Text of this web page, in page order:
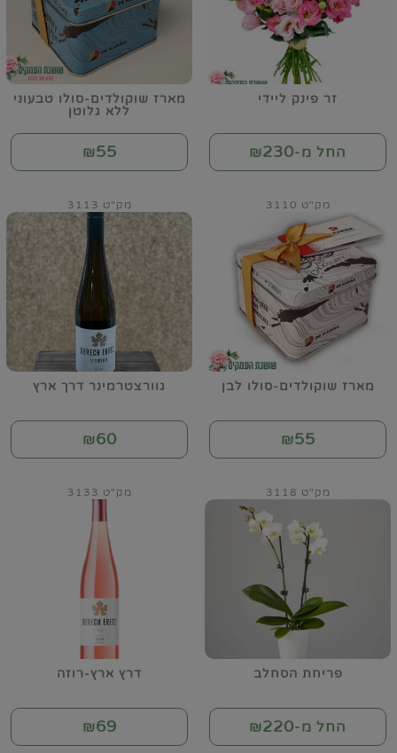
זר פינק ליידי
החל מ-₪230
מארז שוקולדים-סולו טבעוני
ללא גלוטן
₪55
מארז שוקולדים-סולו לבן
מק"ט 3110
₪55
גוורצטרמינר דרך ארץ
מק"ט 3113
₪60
פריחת הסחלב
מק"ט 3118
החל מ-₪220
דרץ ארץ-רוזה
מק"ט 3133
₪69